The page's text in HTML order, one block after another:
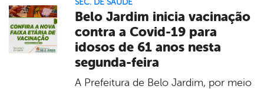
SEC. DE SAÚDE
Belo Jardim inicia vacinação
contra a Covid-19 para
idosos de 61 anos nesta
segunda-feira
A Prefeitura de Belo Jardim, por meio